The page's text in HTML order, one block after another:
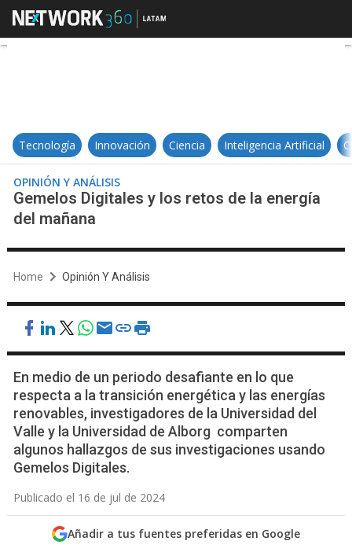
Gemelos Digitales y los retos de
Tecnología Innovación Ciencia Inteligencia Artificial
OPINIÓN Y ANÁLISIS
Gemelos Digitales y los retos de la energía
del mañana
Home Opinión Y Análisis
En medio de un periodo desafiante en lo que
respecta a la transición energética y las energías
renovables, investigadores de la Universidad del
Valle y la Universidad de Alborg comparten
algunos hallazgos de sus investigaciones usando
Gemelos Digitales.
Publicado el 16 de jul de 2024
Añadir a tus fuentes preferidas en Google